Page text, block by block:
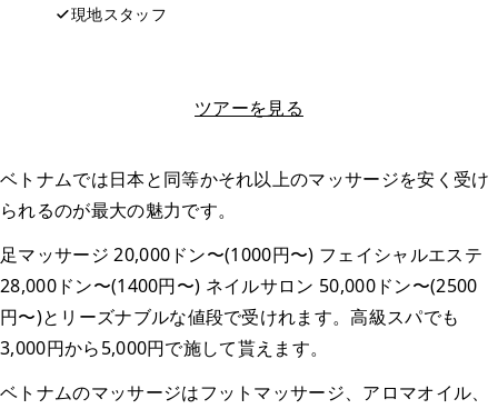
現地スタッフ
ツアーを見る
ベトナムでは日本と同等かそれ以上のマッサージを安く受け
られるのが最大の魅力です。
足マッサージ 20,000ドン〜(1000円〜) フェイシャルエステ
28,000ドン〜(1400円〜) ネイルサロン 50,000ドン〜(2500
円〜)とリーズナブルな値段で受けれます。高級スパでも
3,000円から5,000円で施して貰えます。
ベトナムのマッサージはフットマッサージ、アロマオイル、